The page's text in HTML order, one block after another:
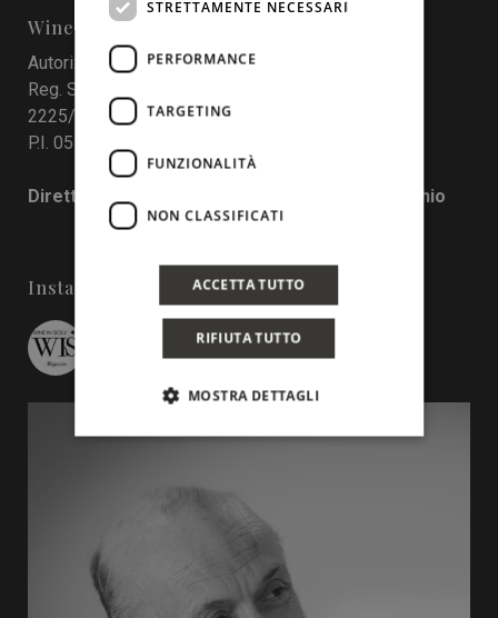
Wine In Sicily
Autorizzazione del Tribunale di Palermo
Reg. Stampa nr. 4 del 10 maggio 2017 Num. Reg.
2225/2017
P.I. 05130190829
Direttore responsabile: Francesco Pensovecchio
Instagram
STRETTAMENTE NECESSARI
PERFORMANCE
TARGETING
FUNZIONALITÀ
NON CLASSIFICATI
ACCETTA TUTTO
RIFIUTA TUTTO
MOSTRA DETTAGLI